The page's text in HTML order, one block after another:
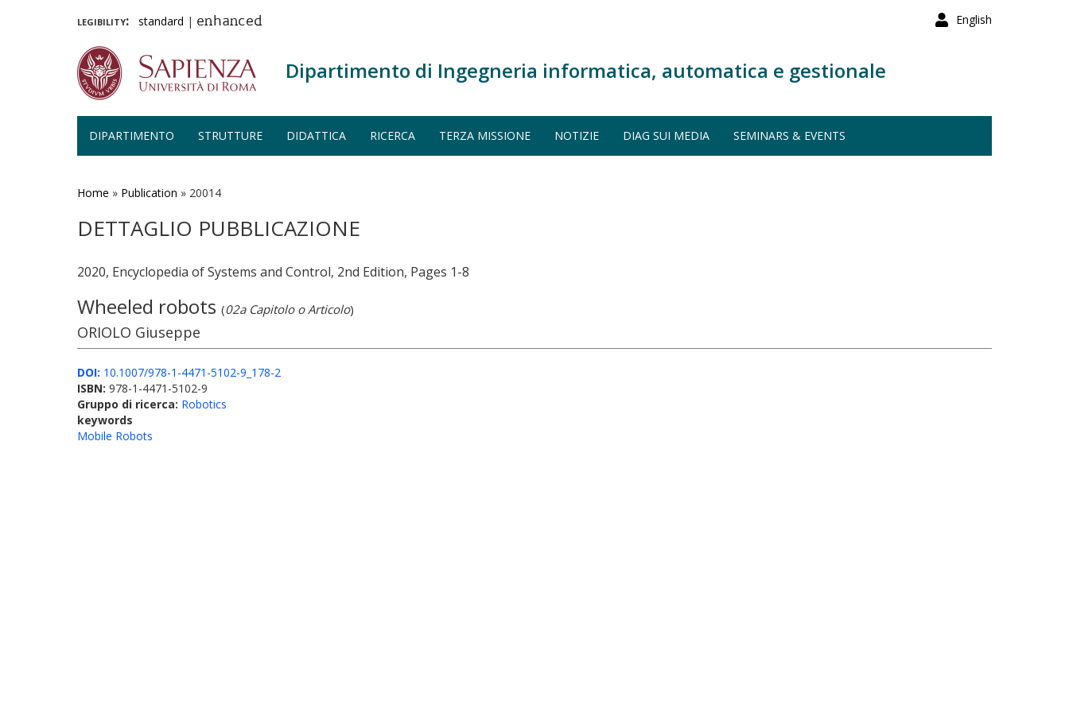
English
legibility: standard | enhanced
Dipartimento di Ingegneria informatica, automatica e gestionale
DIPARTIMENTO STRUTTURE DIDATTICA RICERCA TERZA MISSIONE NOTIZIE DIAG SUI MEDIA SEMINARS & EVENTS
Home » Publication » 20014
DETTAGLIO PUBBLICAZIONE
2020, Encyclopedia of Systems and Control, 2nd Edition, Pages 1-8
Wheeled robots (02a Capitolo o Articolo)
ORIOLO Giuseppe
DOI: 10.1007/978-1-4471-5102-9_178-2
ISBN: 978-1-4471-5102-9
Gruppo di ricerca: Robotics
keywords
Mobile Robots